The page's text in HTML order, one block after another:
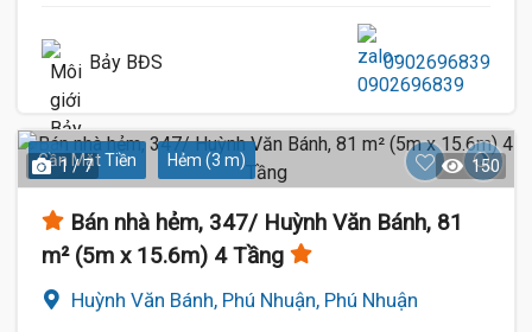
Bảy BĐS 0902696839
Gần Mặt Tiền Hẻm (3 m)
1 / 7 150
Bán nhà hẻm, 347/ Huỳnh Văn Bánh, 81
m² (5m x 15.6m) 4 Tầng
Huỳnh Văn Bánh, Phú Nhuận, Phú Nhuận